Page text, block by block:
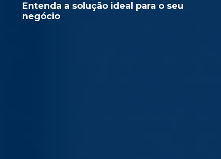
Entenda a solução ideal para o seu
negócio